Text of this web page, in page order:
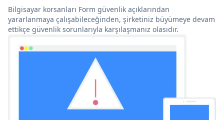
Bilgisayar korsanları Form güvenlik açıklarından
yararlanmaya çalışabileceğinden, şirketiniz büyümeye devam
ettikçe güvenlik sorunlarıyla karşılaşmanız olasıdır.